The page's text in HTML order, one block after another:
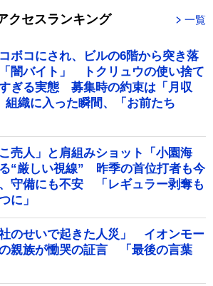
クセスランキング 一覧
ボコにされ、ビルの6階から突き落
闇バイト」 トクリュウの使い捨て
ぎる実態 募集時の約束は「月収
組織に入った瞬間、「お前たち
売人」と肩組みショット「小園海
“厳しい視線” 昨季の首位打者も今
守備にも不安 「レギュラー剥奪も
に」
社のせいで起きた人災」 イオンモー
親族が慟哭の証言 「最後の言葉